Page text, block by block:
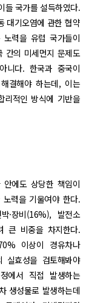
들 국가를 설득하였다.
대기오염에 관한 협약
노력을 유럽 국가들이
간의 미세먼지 문제도
니다. 한국과 중국이
결해야 하는데, 이는
리적인 방식에 기반을
에도 상당한 책임이
력을 기울여야 한다.
·장비(16%), 발전소
큰 비중을 차지한다.
이상이 경유차나
실효성을 검토해봐야
에서 직접 발생하는
생성물로 발생하는데